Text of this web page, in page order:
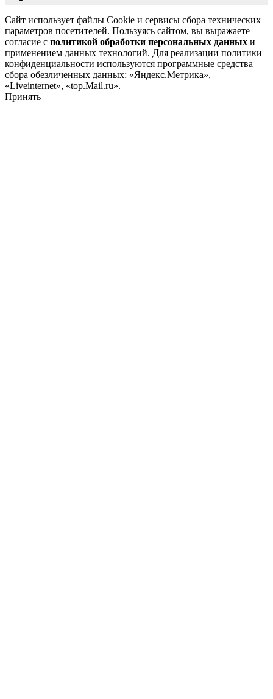
Сайт использует файлы Cookie и сервисы сбора технических
параметров посетителей. Пользуясь сайтом, вы выражаете
согласие с политикой обработки персональных данных и
применением данных технологий. Для реализации политики
конфиденциальности используются программные средства
сбора обезличенных данных: «Яндекс.Метрика»,
«Liveinternet», «top.Mail.ru».
Принять